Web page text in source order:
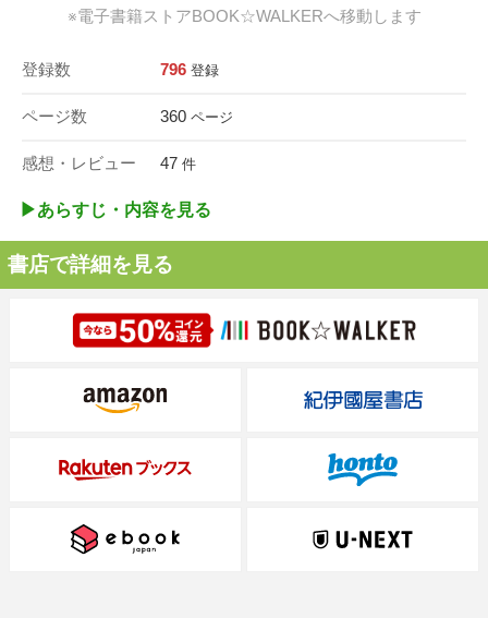
※電子書籍ストアBOOK☆WALKERへ移動します
登録数 796 登録
ページ数 360 ページ
感想・レビュー 47 件
▶︎あらすじ・内容を見る
書店で詳細を見る